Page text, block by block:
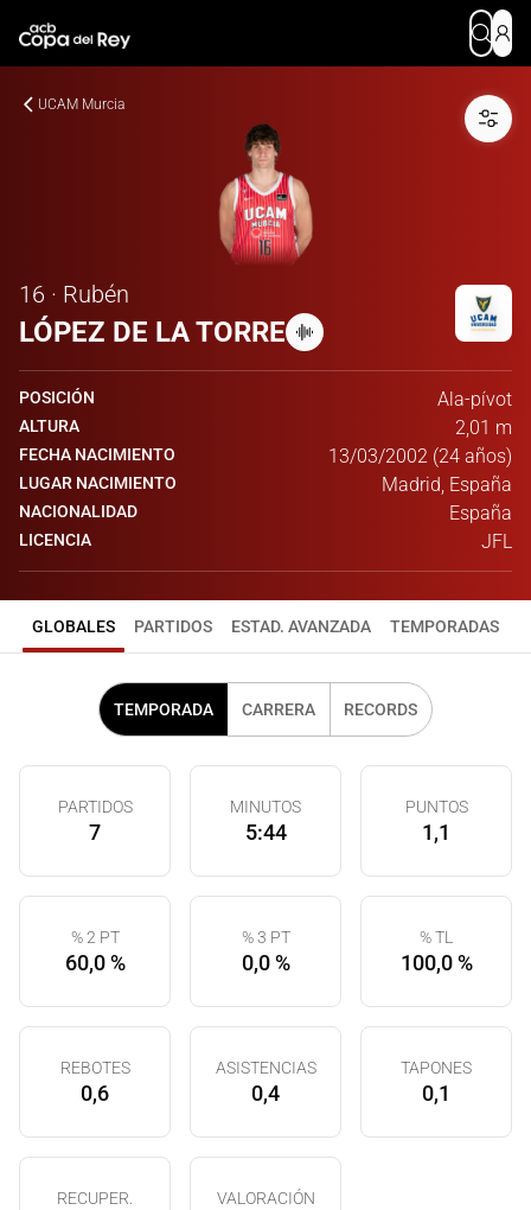
UCAM Murcia
16 · Rubén
LÓPEZ DE LA TORRE
POSICIÓN Ala-pívot
ALTURA 2,01 m
FECHA NACIMIENTO 13/03/2002 (24 años)
LUGAR NACIMIENTO Madrid, España
NACIONALIDAD España
LICENCIA JFL
GLOBALES PARTIDOS ESTAD. AVANZADA TEMPORADAS
TEMPORADA CARRERA RECORDS
PARTIDOS
7
MINUTOS
5:44
PUNTOS
1,1
% 2 PT
60,0 %
% 3 PT
0,0 %
% TL
100,0 %
REBOTES
0,6
ASISTENCIAS
0,4
TAPONES
0,1
RECUPER. VALORACIÓN